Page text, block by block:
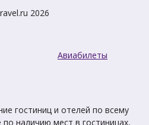
2026
Авиабилеты
гостиниц и отелей по всему
наличию мест в гостиницах,